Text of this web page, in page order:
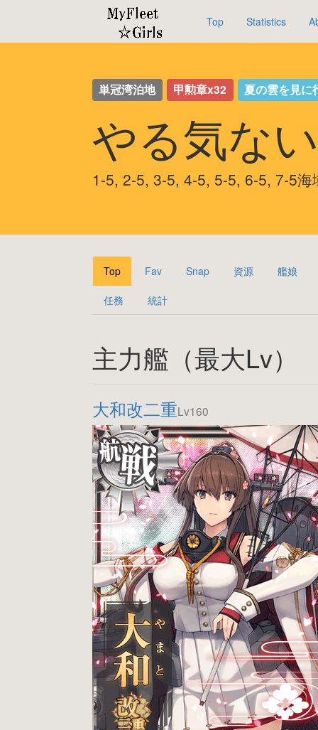
Top Statistics
単冠湾泊地 甲勲章x32 夏の雲を見に
やる気な
1-5, 2-5, 3-5, 4-5, 5-5, 6-5, 7-5海
Top Fav Snap 資源 艦娘
任務 統計
主力艦（最大Lv）
大和改二重Lv160